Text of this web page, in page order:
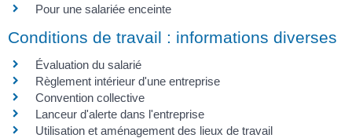
Pour une salariée enceinte
Conditions de travail : informations diverses
Évaluation du salarié
Règlement intérieur d'une entreprise
Convention collective
Lanceur d'alerte dans l'entreprise
Utilisation et aménagement des lieux de travail